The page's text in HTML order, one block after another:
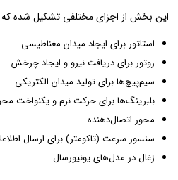
این بخش از اجزای مختلفی تشکیل شده
استاتور برای ایجاد میدان مغناطیسی
روتور برای دریافت نیرو و ایجاد چرخش
سیم‌پیچ‌ها برای تولید میدان الکتریکی
بلبرینگ‌ها برای حرکت نرم و یکنواخت
محور اتصال‌دهنده
سنسور سرعت (تاکومتر) برای ارسال
زغال در مدل‌های یونیورسال